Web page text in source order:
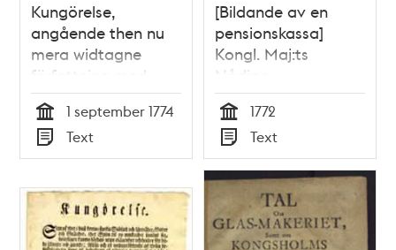
Kungörelse,
angående then nu
mera widtagne
författning med
afträdes husens
renhållning och
afträdes
orenlighetens
staden som på
malmarne; Gifwen
Stockholm af Kongl.
Tid
1 september 1774
Typ
Text
[Bildande av en
pensionskassa]
Kongl. Maj:ts
Nådige
Stadfästelse-Bref
Och Privilegier, På
Civil-Statens
ingångne förening
om en Underhålls-
Cassa för deras
Enkor och omyndiga
Barn.
Tid
1772
Typ
Text